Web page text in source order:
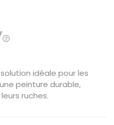
idéale pour les
peinture durable,
ruches.